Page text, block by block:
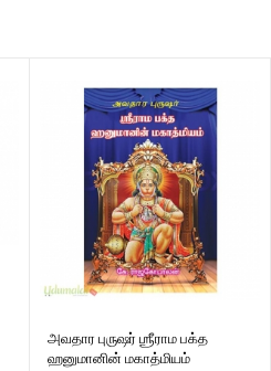
அவதார புருஷர் ஶ்ரீராம பக்த
ஹனுமானின் மகாத்மியம்